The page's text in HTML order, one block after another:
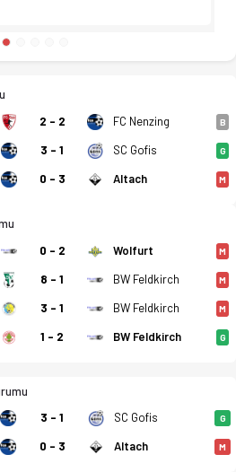
3-0 bitti. Gol anları, kadro,
2 - 2 FC Nenzing B
3 - 1 SC Gofis G
0 - 3 Altach M
0 - 2 Wolfurt M
8 - 1 BW Feldkirch M
3 - 1 BW Feldkirch M
1 - 2 BW Feldkirch G
3 - 1 SC Gofis G
0 - 3 Altach M